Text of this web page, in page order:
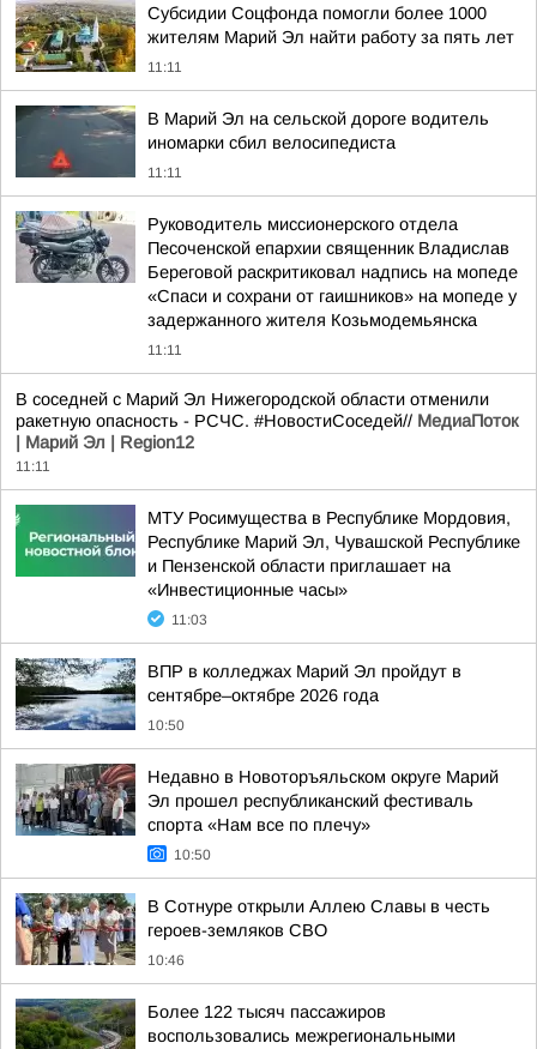
Субсидии Соцфонда помогли более 1000
жителям Марий Эл найти работу за пять лет
11:11
В Марий Эл на сельской дороге водитель
иномарки сбил велосипедиста
11:11
Руководитель миссионерского отдела
Песоченской епархии священник Владислав
Береговой раскритиковал надпись на мопеде
«Спаси и сохрани от гаишников» на мопеде у
задержанного жителя Козьмодемьянска
11:11
В соседней с Марий Эл Нижегородской области отменили
ракетную опасность - РСЧС. #НовостиСоседей// МедиаПоток
| Марий Эл | Region12
11:11
МТУ Росимущества в Республике Мордовия,
Республике Марий Эл, Чувашской Республике
и Пензенской области приглашает на
«Инвестиционные часы»
11:03
ВПР в колледжах Марий Эл пройдут в
сентябре–октябре 2026 года
10:50
Недавно в Новоторъяльском округе Марий
Эл прошел республиканский фестиваль
спорта «Нам все по плечу»
10:50
В Сотнуре открыли Аллею Славы в честь
героев-земляков СВО
10:46
Более 122 тысяч пассажиров
воспользовались межрегиональными